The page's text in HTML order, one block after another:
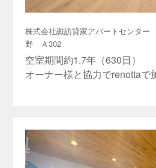
株式会社諏訪貸家アパートセンタ
野 Ａ302
空室期間約1.7年（630日）
オーナー様と協力でrenottaで